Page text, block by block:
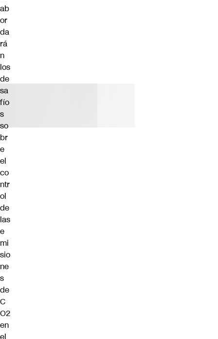
ab
or
da
rá
n
los
de
sa
fío
s
so
br
e
el
co
ntr
ol
de
las
e
mi
sio
ne
s
de
C
O2
en
el